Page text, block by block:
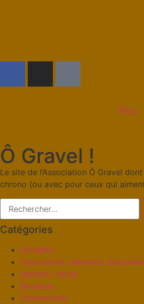
Blog
Ô Gravel !
Le site de l’Association Ô Gravel
chrono (ou avec pour ceux qui
Catégories
Actualité
Association, adhésion,
Balades, traces
Boutique
Évènements